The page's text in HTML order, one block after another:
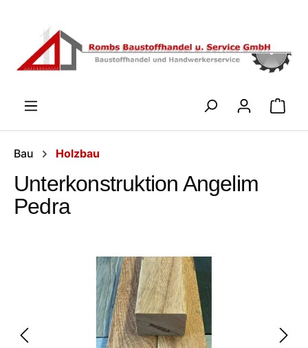
Bau Holzbau
Unterkonstruktion Angelim
Pedra